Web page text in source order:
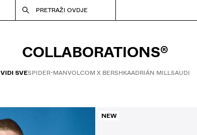
PRETRAŽI OVDJE
COLLABORATIONS®
VIDI SVESPIDER-MANVOLCOM X BERSHKAADRIÁN MILLSAUDI
NEW